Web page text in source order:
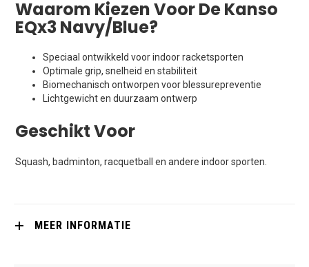
Waarom Kiezen Voor De Kanso
EQx3 Navy/Blue?
Speciaal ontwikkeld voor indoor racketsporten
Optimale grip, snelheid en stabiliteit
Biomechanisch ontworpen voor blessurepreventie
Lichtgewicht en duurzaam ontwerp
Geschikt Voor
Squash, badminton, racquetball en andere indoor sporten.
MEER INFORMATIE